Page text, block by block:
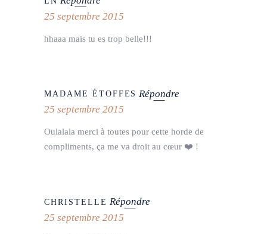
25 septembre 2015
hhaaa mais tu es trop belle!!!
MADAME ÉTOFFES Répondre
25 septembre 2015
Oulalala merci à toutes pour cette horde de
compliments, ça me va droit au cœur ❤️ !
CHRISTELLE Répondre
25 septembre 2015